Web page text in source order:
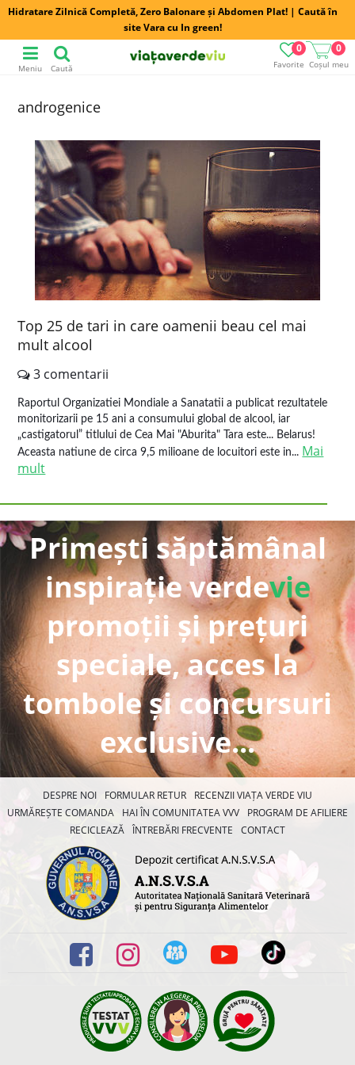
Hidratare Zilnică Completă, Zero Balonare și Abdomen Plat! | Caută în
site Vara cu In green!
Favorite
0
Coșul meu
0
Meniu Caută
androgenice
Top 25 de tari in care oamenii beau cel mai
mult alcool
3 comentarii
Raportul Organizatiei Mondiale a Sanatatii a publicat rezultatele
monitorizarii pe 15 ani a consumului global de alcool, iar
„castigatorul” titlului de Cea Mai "Aburita" Tara este... Belarus!
Aceasta natiune de circa 9,5 milioane de locuitori este in... Mai
mult
Primești săptămânal
inspirație verdevie
promoții și prețuri
speciale, acces la
tombole și concursuri
exclusive...
DESPRE NOI FORMULAR RETUR
RECENZII VIAȚA VERDE VIU
URMĂREȘTE COMANDA
HAI ÎN COMUNITATEA VVV
PROGRAM DE AFILIERE
RECICLEAZĂ ÎNTREBĂRI FRECVENTE CONTACT